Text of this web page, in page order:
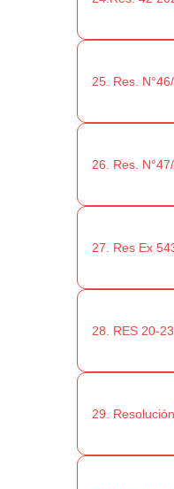
25. Res.
26. Res.
27. Res Ex
28. RES 20-
29.